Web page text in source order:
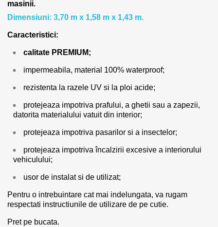
masinii.
Dimensiuni: 3,70 m x 1,58 m x 1,43 m.
Caracteristici:
calitate PREMIUM;
impermeabila, material 100% waterproof;
rezistenta la razele UV si la ploi acide;
protejeaza impotriva prafului, a ghetii sau a zapezii,
datorita materialului vatuit din interior;
protejeaza impotriva pasarilor si a insectelor;
protejeaza impotriva încalzirii excesive a interiorului
vehiculului;
usor de instalat si de utilizat;
Pentru o intrebuintare cat mai indelungata, va rugam
respectati instructiunile de utilizare de pe cutie.
Pret pe bucata.